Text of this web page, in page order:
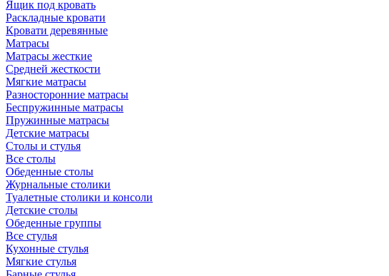
Ящик под кровать
Раскладные кровати
Кровати деревянные
Матрасы
Матрасы жесткие
Средней жесткости
Мягкие матрасы
Разносторонние матрасы
Беспружинные матрасы
Пружинные матрасы
Детские матрасы
Столы и стулья
Все столы
Обеденные столы
Журнальные столики
Туалетные столики и консоли
Детские столы
Обеденные группы
Все стулья
Кухонные стулья
Мягкие стулья